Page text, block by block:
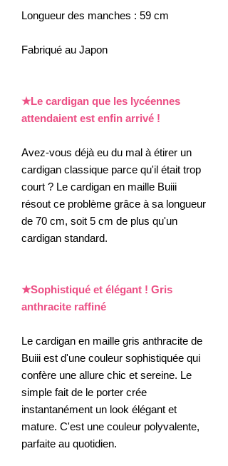
Longueur des manches : 59 cm
Fabriqué au Japon
★Le cardigan que les lycéennes
attendaient est enfin arrivé !
Avez-vous déjà eu du mal à étirer un
cardigan classique parce qu'il était trop
court ? Le cardigan en maille Buiii
résout ce problème grâce à sa longueur
de 70 cm, soit 5 cm de plus qu'un
cardigan standard.
★Sophistiqué et élégant ! Gris
anthracite raffiné
Le cardigan en maille gris anthracite de
Buiii est d'une couleur sophistiquée qui
confère une allure chic et sereine. Le
simple fait de le porter crée
instantanément un look élégant et
mature. C'est une couleur polyvalente,
parfaite au quotidien.